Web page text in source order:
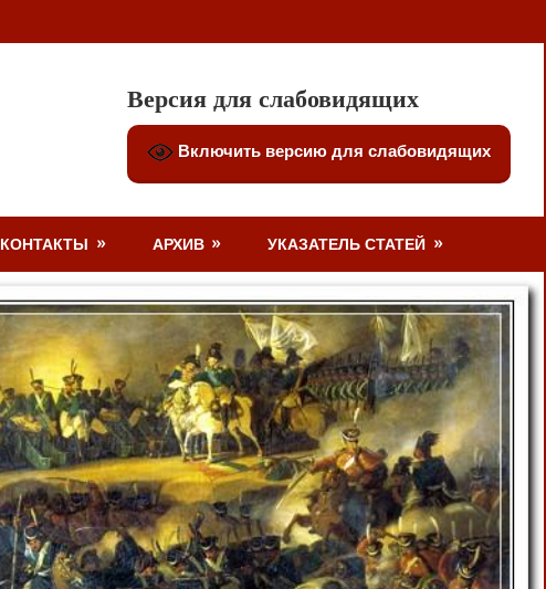
Версия для слабовидящих
Включить версию для слабовидящих
КОНТАКТЫ АРХИВ УКАЗАТЕЛЬ СТАТЕЙ